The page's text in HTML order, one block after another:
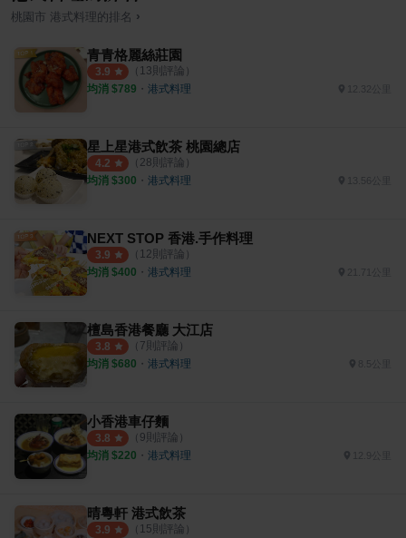
桃園市 港式料理 的排名 ›
青青格麗絲莊園
3.9 （ 13則評論）
均消 $789 ・ 港式料理
星上星港式飲茶 桃園總店
4.2 （ 28則評論）
均消 $300 ・ 港式料理 13.56公里
NEXT STOP 香港.手作料理
3.9 （ 12則評論）
均消 $400 ・ 港式料理
檀島香港餐廳 大江店
3.8 （ 7則評論）
均消 $680 ・ 港式料理 8.5公里
小香港車仔麵
3.8 （ 9則評論）
均消 $220 ・ 港式料理
晴粵軒 港式飲茶
3.9 （ 15則評論）